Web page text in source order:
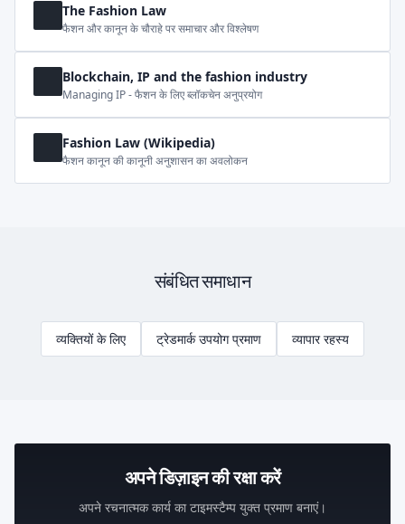
The Fashion Law
फैशन और कानून के चौराहे पर समाचार और विश्लेषण
Blockchain, IP and the fashion industry
Managing IP - फैशन के लिए ब्लॉकचेन अनुप्रयोग
Fashion Law (Wikipedia)
फैशन कानून की कानूनी अनुशासन का अवलोकन
संबंधित समाधान
व्यक्तियों के लिए ट्रेडमार्क उपयोग प्रमाण व्यापार रहस्य
अपने डिज़ाइन की रक्षा करें
अपने रचनात्मक कार्य का टाइमस्टैम्प युक्त प्रमाण बनाएं।